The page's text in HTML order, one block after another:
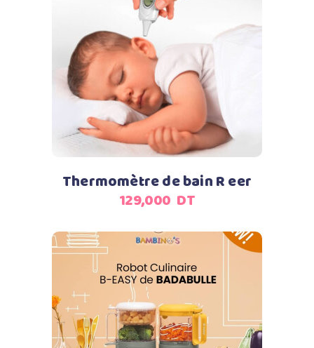
Ajouter au panier
Thermomètre de bain R eer
129,000 DT
Ajouter au panier